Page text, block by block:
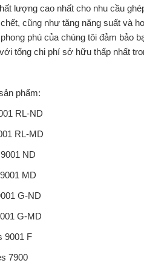
lượng cao nhất cho nhu cầu
cũng như tăng năng suất và
phú của chúng tôi đảm bảo
tổng chi phí sở hữu thấp nhất
phẩm:
RL-ND
RL-MD
ND
MD
G-ND
G-MD
9001 F
7900